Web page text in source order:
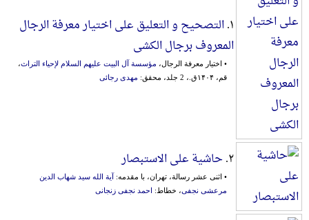
۱. التصحیح و التعلیق علی اختیار معرفة الرجال
المعروف برجال الکشی
• اختیار معرفة الرجال، مؤسسة آل البیت علیهم السلام لإحیاء التراث،
قم، ۱۴۰۴ق.، 2 جلد، محقق:
مهدی رجائی
۲. حاشیة علی الاستبصار
• اثنی عشر رسالة، تهران، با مقدمه: آیة الله سید شهاب الدین
مرعشی نجفی، خطاط: احمد نجفی زنجانی